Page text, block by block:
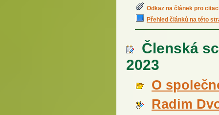
Odkaz na článek pro
Přehled článků na této
Členská
2023
O
Radim